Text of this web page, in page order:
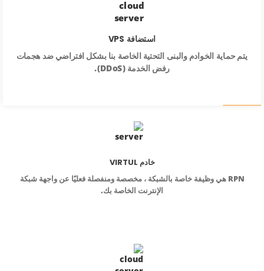
استضافة VPS
يتم حماية الخوادم والبنى التحتية الخاصة بنا بشكل افتراضي ضد هجمات
رفض الخدمة (DDoS).
خادم VIRTUL
RPN هي وظيفة خاصة بالشبكة ، مخصصة ومنفصلة فعليًا عن واجهة شبكة
الإنترنت الخاصة بك.